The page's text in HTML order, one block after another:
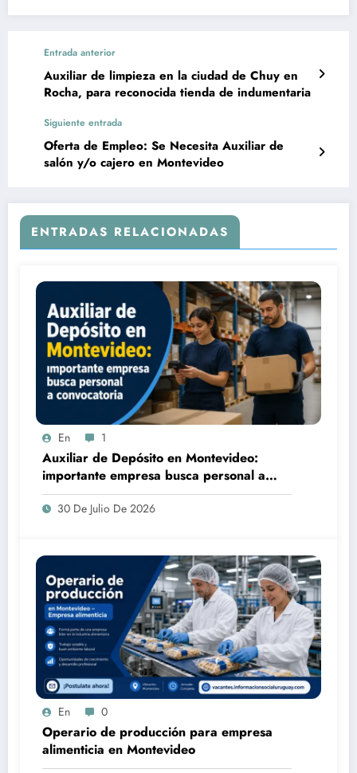
Entrada anterior
Auxiliar de limpieza en la ciudad de Chuy en
Rocha, para reconocida tienda de indumentaria
Siguiente entrada
Oferta de Empleo: Se Necesita Auxiliar de
salón y/o cajero en Montevideo
ENTRADAS RELACIONADAS
En 1
Auxiliar de Depósito en Montevideo:
importante empresa busca personal a
convocatoria
30 De Julio De 2026
En 0
Operario de producción para empresa
alimenticia en Montevideo